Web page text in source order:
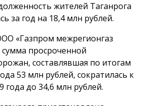
жителей Таганрога
за год на 18,4 млн рублей.
«Газпром межрегионгаз
просроченной
составлявшая по итогам
53 млн рублей, сократилась к
года до 34,6 млн рублей.